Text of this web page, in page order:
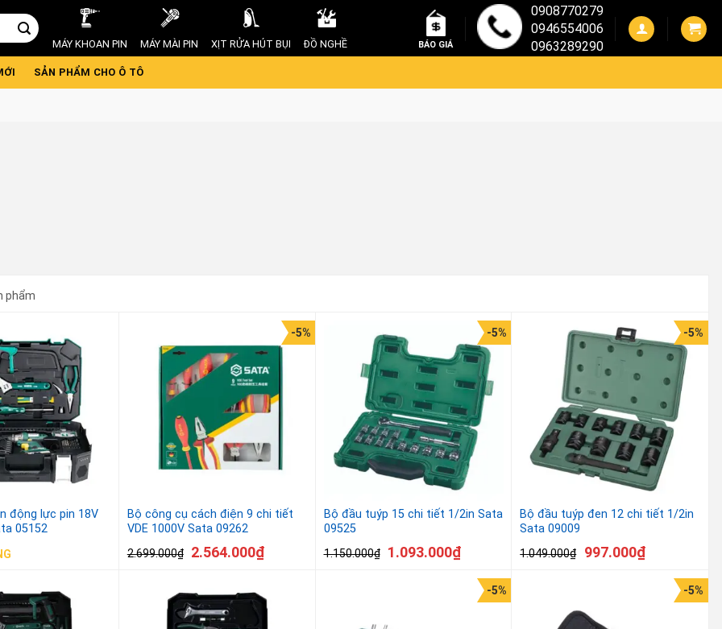
MÁY KHOAN PIN MÁY MÀI PIN XỊT RỬA HÚT BỤI ĐỒ NGHỀ BÁO GIÁ
0908770279
0946554006
0963289290
SẢN PHẨM CHO Ô TÔ
phẩm
động lực pin 18V
05152
Bộ công cụ cách điện 9 chi tiết
VDE 1000V Sata 09262
2.699.000₫
-5%
2.564.000₫
Bộ đầu tuýp 15 chi tiết 1/2in Sata
09525
1.150.000₫
-5%
1.093.000₫
Bộ đầu tuýp đen 12 chi tiết 1/2in
Sata 09009
1.049.000₫
-5%
997.000₫
-5% -5%